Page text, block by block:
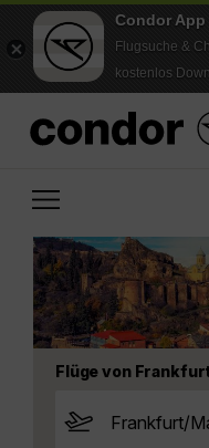
Condor App
Flugsuche &
kostenlos
Flüge von